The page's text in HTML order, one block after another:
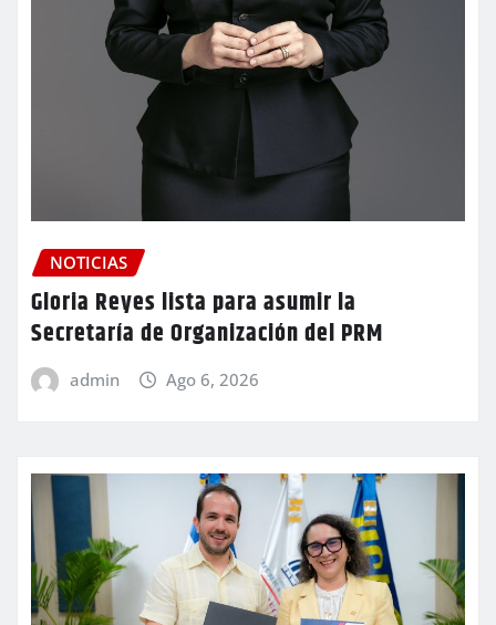
NOTICIAS
Gloria Reyes lista para asumir la
Secretaría de Organización del PRM
admin Ago 6, 2026